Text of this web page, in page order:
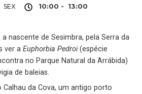
SEX 10:00 - 13:00
nascente de Sesimbra, pela Serra da
ver a Euphorbia Pedroi (espécie
no Parque Natural da Arrábida)
de baleias.
Calhau da Cova, um antigo porto